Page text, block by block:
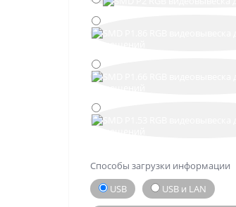
Способы загрузки информации
USB
USB и LAN